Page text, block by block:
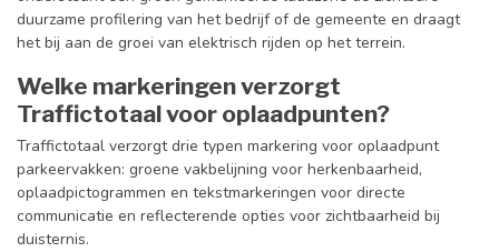
duurzame profilering van het bedrijf of de gemeente en draagt
het bij aan de groei van elektrisch rijden op het terrein.
Welke markeringen verzorgt
Traffictotaal voor oplaadpunten?
Traffictotaal verzorgt drie typen markering voor oplaadpunt
parkeervakken: groene vakbelijning voor herkenbaarheid,
oplaadpictogrammen en tekstmarkeringen voor directe
communicatie en reflecterende opties voor zichtbaarheid bij
duisternis.